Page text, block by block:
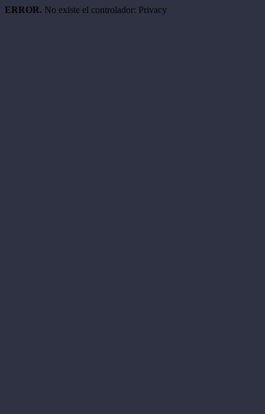
ERROR. No existe el controlador: Privacy